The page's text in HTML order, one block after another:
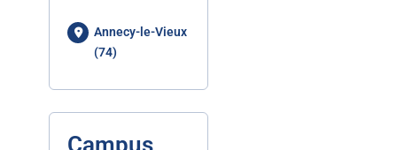
Annecy-le-Vieux
(74)
Campus